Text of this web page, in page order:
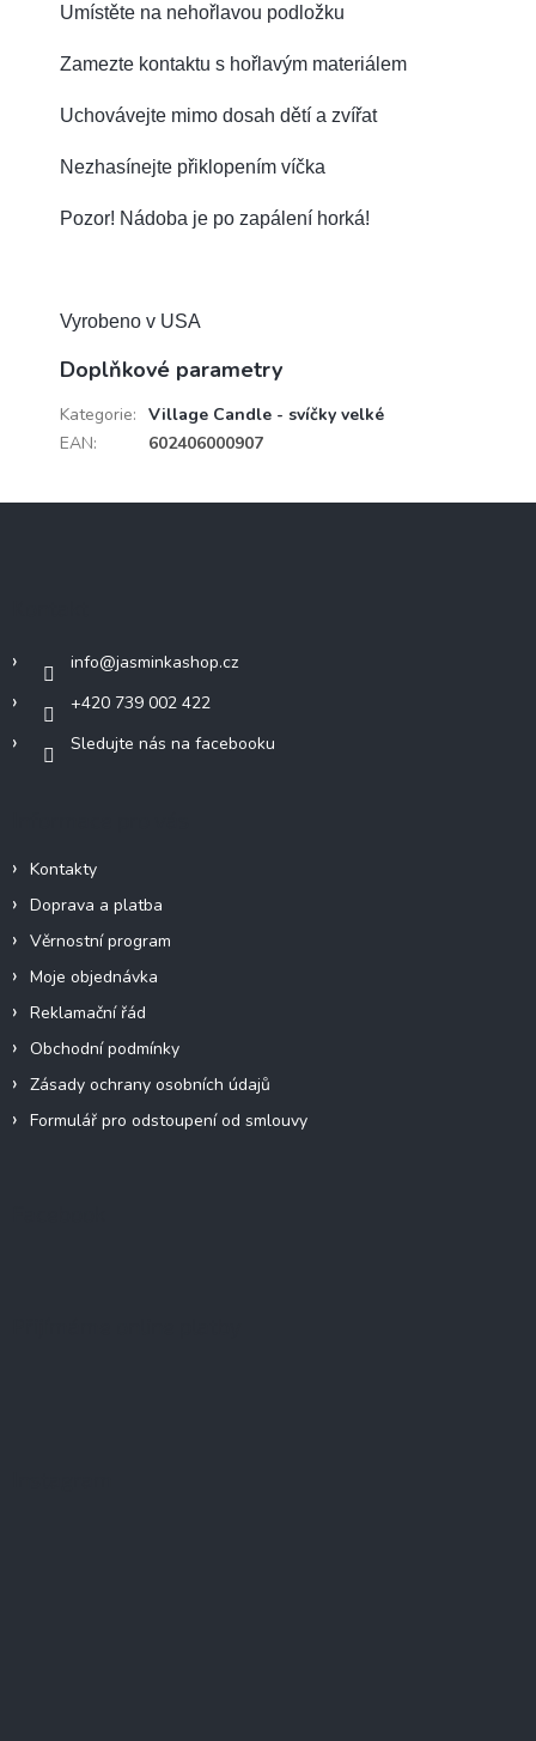
Umístěte na nehořlavou podložku
Zamezte kontaktu s hořlavým materiálem
Uchovávejte mimo dosah dětí a zvířat
Nezhasínejte přiklopením víčka
Pozor! Nádoba je po zapálení horká!
Vyrobeno v USA
Doplňkové parametry
Kategorie: Village Candle - svíčky velké
EAN: 602406000907
info@jasminkashop.cz
+420 739 002 422
Sledujte nás na facebooku
Kontakty
Doprava a platba
Věrnostní program
Moje objednávka
Reklamační řád
Obchodní podmínky
Zásady ochrany osobních údajů
Formulář pro odstoupení od smlouvy